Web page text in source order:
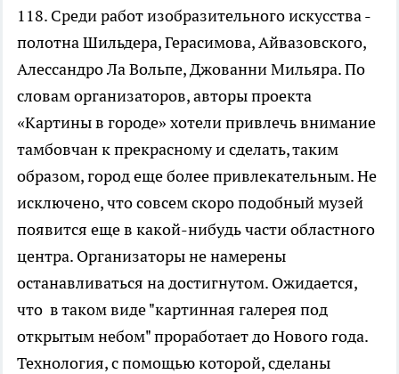
118. Среди работ изобразительного искусства -
полотна Шильдера, Герасимова, Айвазовского,
Алессандро Ла Вольпе, Джованни Мильяра. По
словам организаторов, авторы проекта
«Картины в городе» хотели привлечь внимание
тамбовчан к прекрасному и сделать, таким
образом, город еще более привлекательным. Не
исключено, что совсем скоро подобный музей
появится еще в какой-нибудь части областного
центра. Организаторы не намерены
останавливаться на достигнутом. Ожидается,
что в таком виде "картинная галерея под
открытым небом" проработает до Нового года.
Технология, с помощью которой, сделаны